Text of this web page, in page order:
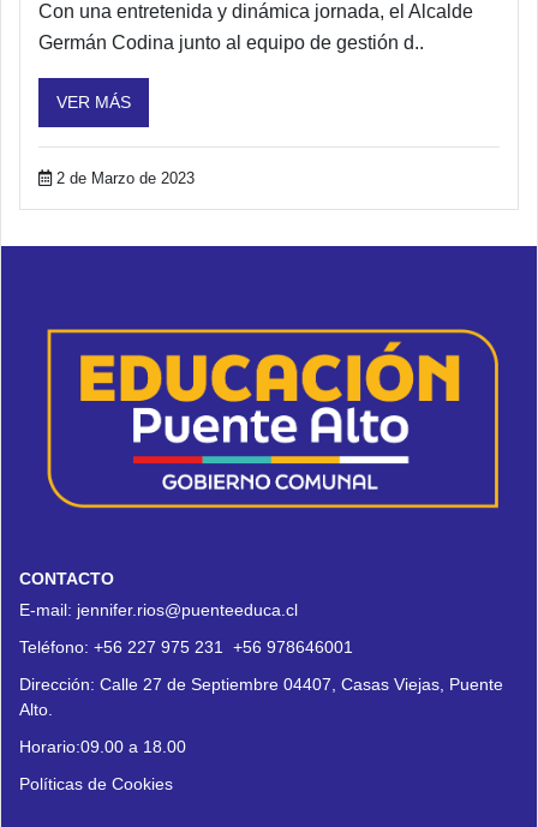
Con una entretenida y dinámica jornada, el Alcalde
Germán Codina junto al equipo de gestión d..
VER MÁS
2 de Marzo de 2023
CONTACTO
E-mail: jennifer.rios@puenteeduca.cl
Teléfono: +56 227 975 231
+56 978646001
Dirección: Calle 27 de Septiembre 04407, Casas Viejas, Puente
Alto.
Horario:09.00 a 18.00
Políticas de Cookies